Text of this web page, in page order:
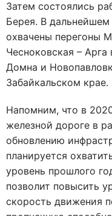
Затем состоялись
Берея. В дальнейшем
охвачены перегоны
Чесноковская –
Домна и
Забайкальском крае.
Напомним, что в
железной дороге в
обновлению
планируется
уровень прошлого
позволит повысить
скорость движения